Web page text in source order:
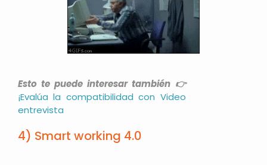
Esto te puede interesar también 👉
¡Evalúa la compatibilidad con Video
entrevista
4) Smart working 4.0